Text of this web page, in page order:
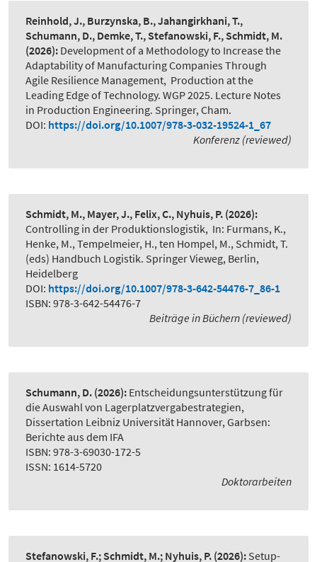
Reinhold, J., Burzynska, B., Jahangirkhani, T.,
Schumann, D., Demke, T., Stefanowski, F., Schmidt, M.
(2026): Development of a Methodology to Increase the
Adaptability of Manufacturing Companies Through
Agile Resilience Management, Production at the
Leading Edge of Technology. WGP 2025. Lecture Notes
in Production Engineering. Springer, Cham.
DOI: https://doi.org/10.1007/978-3-032-19524-1_67
Konferenz (reviewed)
Schmidt, M., Mayer, J., Felix, C., Nyhuis, P. (2026):
Controlling in der Produktionslogistik, In: Furmans, K.,
Henke, M., Tempelmeier, H., ten Hompel, M., Schmidt, T.
(eds) Handbuch Logistik. Springer Vieweg, Berlin,
Heidelberg
DOI: https://doi.org/10.1007/978-3-642-54476-7_86-1
ISBN: 978-3-642-54476-7
Beiträge in Büchern (reviewed)
Schumann, D. (2026): Entscheidungsunterstützung für
die Auswahl von Lagerplatzvergabestrategien,
Dissertation Leibniz Universität Hannover, Garbsen:
Berichte aus dem IFA
ISBN: 978-3-69030-172-5
ISSN: 1614-5720
Doktorarbeiten
Stefanowski, F.; Schmidt, M.; Nyhuis, P. (2026): Setup-